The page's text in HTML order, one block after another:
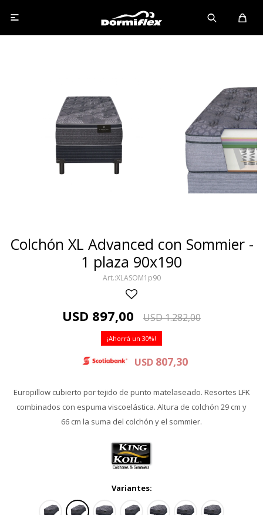

Colchón XL Advanced con Sommier -
1 plaza 90x190
XLASOM1p90
USD 897,00 USD1.282,00
30
USD 807,30
Europillow cubierto por tejido de punto matelaseado. Resortes LFK
combinados con espuma viscoelástica. Altura de colchón 29 cm y
66 cm la suma del colchón y el sommier.
Variantes: